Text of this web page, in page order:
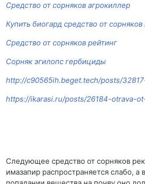
Средство от сорняков агрокиллер
Купить биогард средство от сорняков
Средство от сорняков рейтинг
Сорняк эгилопс гербициды
http://c90565ih.beget.tech/posts/
https://ikarasi.ru/posts/26184-otrava-
Следующее средство от сорняков
имазапир распространяется слабо,